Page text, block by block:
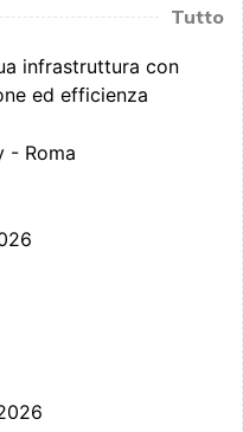
Tutto
infrastruttura con
ed efficienza
- Roma